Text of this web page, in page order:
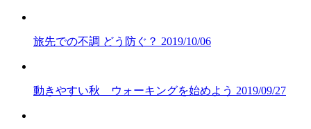
旅先での不調 どう防ぐ？ 2019/10/06
動きやすい秋 ウォーキングを始めよう 2019/09/27